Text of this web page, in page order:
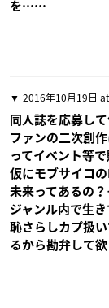
を……
2016年10月19日
同人誌を応募し
ファンの二次創
ってイベント等
仮にモブサイコ
未来ってあるの
ジャンル内で生
恥さらしカプ扱
るから勘弁して欲